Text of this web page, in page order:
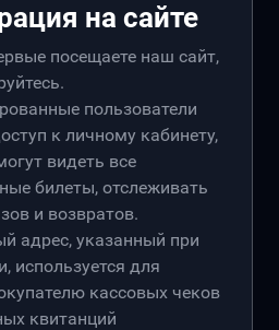
на сайте
посещаете наш сайт,
пользователи
к личному кабинету,
видеть все
билеты, отслеживать
и возвратов.
адрес, указанный при
используется для
кассовых чеков
квитанций